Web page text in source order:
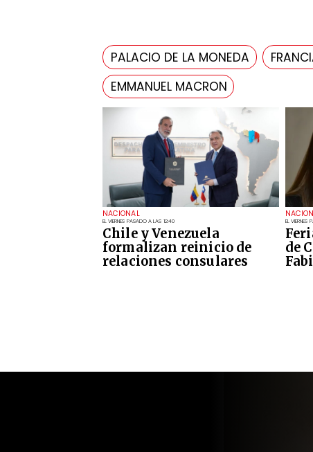
NACIONAL
EL VIERNES PASADO A LAS 12:40
Chile y Venezuela
formalizan reinicio de
relaciones consulares
EL VIERNES
de
PALACIO DE LA MONEDA
EMMANUEL MACRON